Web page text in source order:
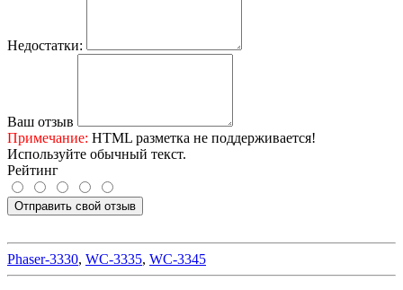
Недостатки:
Ваш отзыв
Примечание: HTML разметка не поддерживается!
Используйте обычный текст.
Рейтинг
Отправить свой отзыв
Phaser-3330, WC-3335, WC-3345